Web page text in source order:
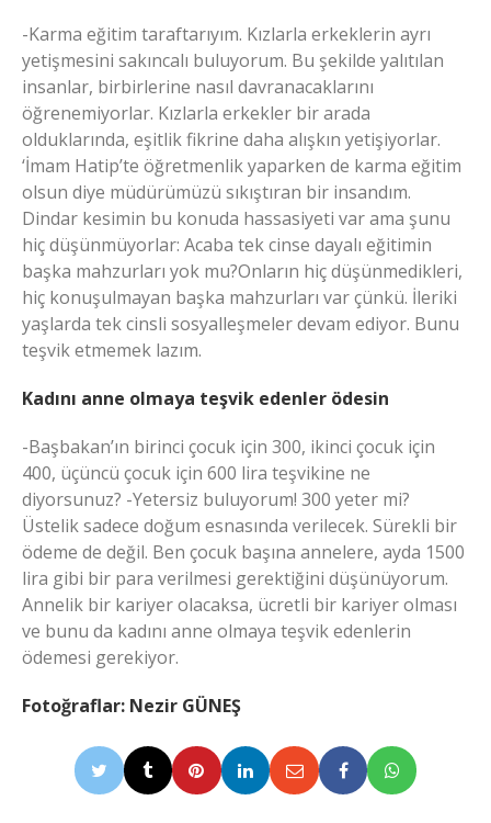
-Karma eğitim taraftarıyım. Kızlarla erkeklerin ayrı
yetişmesini sakıncalı buluyorum. Bu şekilde yalıtılan
insanlar, birbirlerine nasıl davranacaklarını
öğrenemiyorlar. Kızlarla erkekler bir arada
olduklarında, eşitlik fikrine daha alışkın yetişiyorlar.
‘İmam Hatip’te öğretmenlik yaparken de karma eğitim
olsun diye müdürümüzü sıkıştıran bir insandım.
Dindar kesimin bu konuda hassasiyeti var ama şunu
hiç düşünmüyorlar: Acaba tek cinse dayalı eğitimin
başka mahzurları yok mu?Onların hiç düşünmedikleri,
hiç konuşulmayan başka mahzurları var çünkü. İleriki
yaşlarda tek cinsli sosyalleşmeler devam ediyor. Bunu
teşvik etmemek lazım.
Kadını anne olmaya teşvik edenler ödesin
-Başbakan’ın birinci çocuk için 300, ikinci çocuk için
400, üçüncü çocuk için 600 lira teşvikine ne
diyorsunuz? -Yetersiz buluyorum! 300 yeter mi?
Üstelik sadece doğum esnasında verilecek. Sürekli bir
ödeme de değil. Ben çocuk başına annelere, ayda 1500
lira gibi bir para verilmesi gerektiğini düşünüyorum.
Annelik bir kariyer olacaksa, ücretli bir kariyer olması
ve bunu da kadını anne olmaya teşvik edenlerin
ödemesi gerekiyor.
Fotoğraflar: Nezir GÜNEŞ